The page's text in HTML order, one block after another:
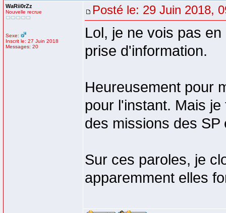
WaRii0rZz
Nouvelle recrue
Sexe:
Inscrit le: 27 Juin 2018
Messages: 20
Posté le: 29 Juin 2018,
Lol, je ne vois pas
prise d'information.
Heureusement pour
pour l'instant. Mais
des missions des
Sur ces paroles, je
apparemment elles